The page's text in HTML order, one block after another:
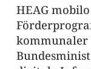
HEAG
kommunaler